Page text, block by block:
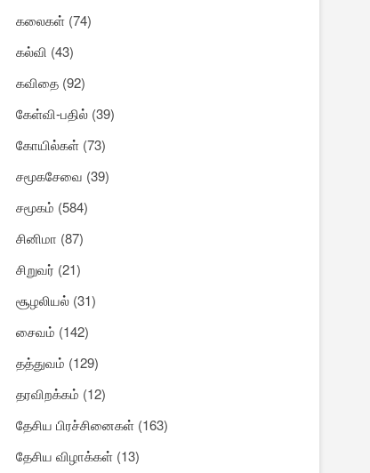
கலைகள் (74)
கல்வி (43)
கவிதை (92)
கேள்வி-பதில் (39)
கோயில்கள் (73)
சமூகசேவை (39)
சமூகம் (584)
சினிமா (87)
சிறுவர் (21)
சூழலியல் (31)
சைவம் (142)
தத்துவம் (129)
தரவிறக்கம் (12)
தேசிய பிரச்சினைகள் (163)
தேசிய விழாக்கள் (13)